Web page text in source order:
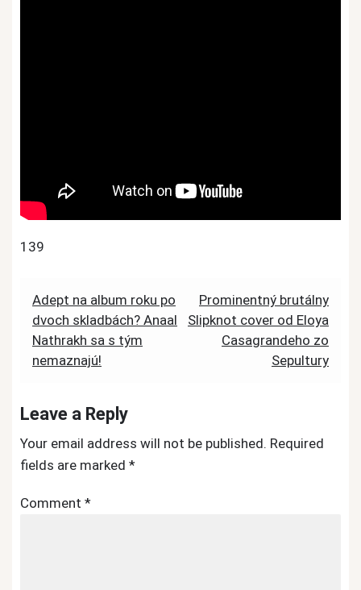
139
Post
navigation
Adept na album roku po
dvoch skladbách? Anaal
Nathrakh sa s tým
nemaznajú!
Prominentný brutálny
Slipknot cover od Eloya
Casagrandeho zo
Sepultury
Leave a Reply
Your email address will not be published. Required
fields are marked *
Comment *